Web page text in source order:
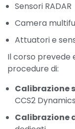
Sensori RADAR
Camera
Attuatori e
Il corso prevede
procedure di:
Calibrazione
CCS2
Calibrazione